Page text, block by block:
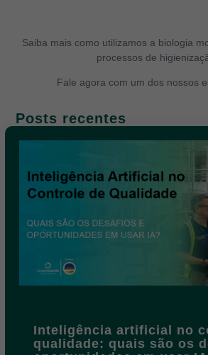
Saiba mais como utilizamos a biologia
processos de
Fale agora com um dos nossos
Posts recentes
Inteligência artificial no
qualidade: quais são os